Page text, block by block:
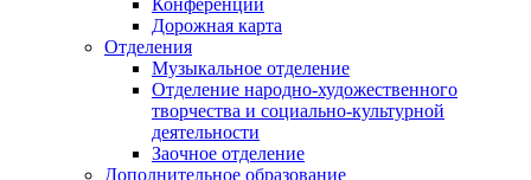
Конференции
Дорожная карта
Отделения
Музыкальное отделение
Отделение народно-художественного
творчества и социально-культурной
деятельности
Заочное отделение
Дополнительное образование